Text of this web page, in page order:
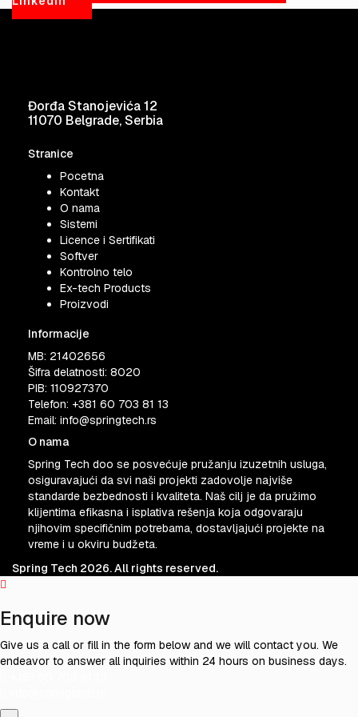
Đorđa Stanojevića 12
11070 Belgrade, Serbia
Stranice
Pocetna
Kontakt
O nama
Sistemi
Licence i Sertifikati
Softver
Kontrolno telo
Ex-tech Products
Proizvodi
Informacije
MB: 21402656
Šifra delatnosti: 8020
PIB: 110927370
Telefon: +381 60 703 81 13
Email: info@springtech.rs
O nama
Spring Tech doo se posvećuje pružanju izuzetnih usluga,
osiguravajući da svi naši projekti zadovolje najviše
standarde bezbednosti i kvaliteta. Naš cilj je da pružimo
klijentima efikasna i isplativa rešenja koja odgovaraju
njihovim specifičnim potrebama, dostavljajući projekte na
vreme i u okviru budžeta.
Spring Tech 2026. All rights reserved.
Enquire now
Give us a call or fill in the form below and we will contact you. We
endeavor to answer all inquiries within 24 hours on business days.